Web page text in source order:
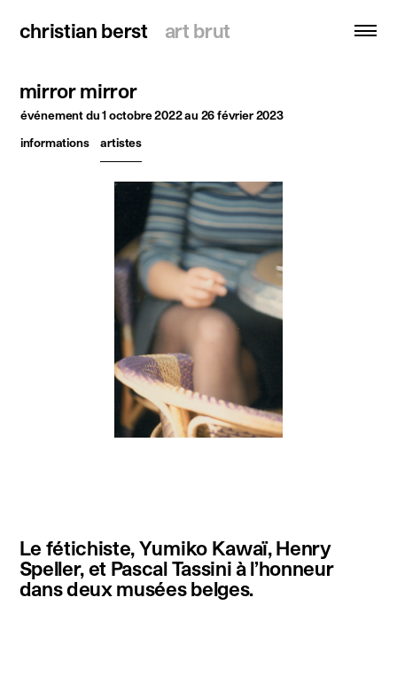
christian berst art brut
christian berst art brut
recherche
accueil
expositions
actualités
publications
ressources
français english
mirror mirror
événementdu 1 octobre 2022 au 26 février 2023
informations
artistes
Le fétichiste, Yumiko Kawaï, Henry
Speller, et Pascal Tassini à l’honneur
dans deux musées belges.